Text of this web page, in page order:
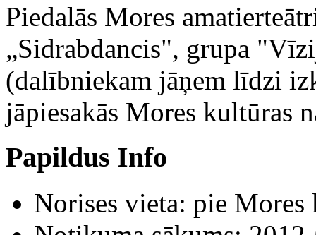
Piedalās Mores
„Sidrabdancis", grupa
(dalībniekam jāņem līdzi
jāpiesakās Mores kultūras
Papildus Info
Norises vieta: pie Mores